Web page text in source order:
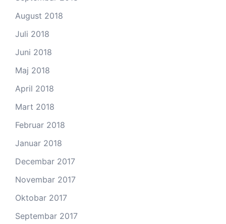
August 2018
Juli 2018
Juni 2018
Maj 2018
April 2018
Mart 2018
Februar 2018
Januar 2018
Decembar 2017
Novembar 2017
Oktobar 2017
Septembar 2017